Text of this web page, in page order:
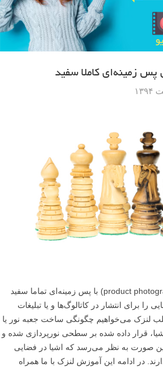
زمینه‌ای کاملا سفید
عکاسی از محصولات (product photography) با پس زمینه‌ای تماما سفید
را برای انتشار در کاتالوگ‌ها و یا تبلیغات‌
لنزک می‌خواهیم چگونگی ساخت جعبه نور یا
قرار داده شده بر سطحی نورپردازی شده و
صورت به نظر می‌رسد که اشیا در فضایی
در ادامه این آموزش لنزک با ما همراه